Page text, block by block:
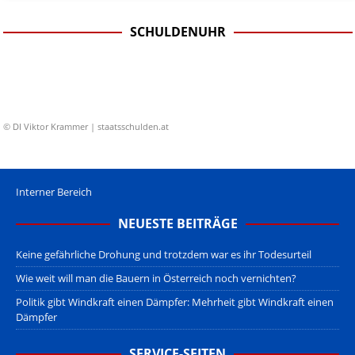
SCHULDENUHR
© DI Viktor Krammer | staatsschulden.at
Interner Bereich
NEUESTE BEITRÄGE
Keine gefährliche Drohung und trotzdem war es ihr Todesurteil
Wie weit will man die Bauern in Österreich noch vernichten?
Politik gibt Windkraft einen Dämpfer: Mehrheit gibt Windkraft einen
Dämpfer